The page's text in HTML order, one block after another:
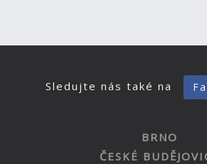
Sledujte nás také na
BRNO
ČESKÉ